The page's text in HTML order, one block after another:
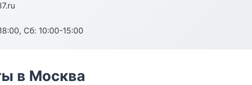
Сб: 10:00-15:00
в Москва